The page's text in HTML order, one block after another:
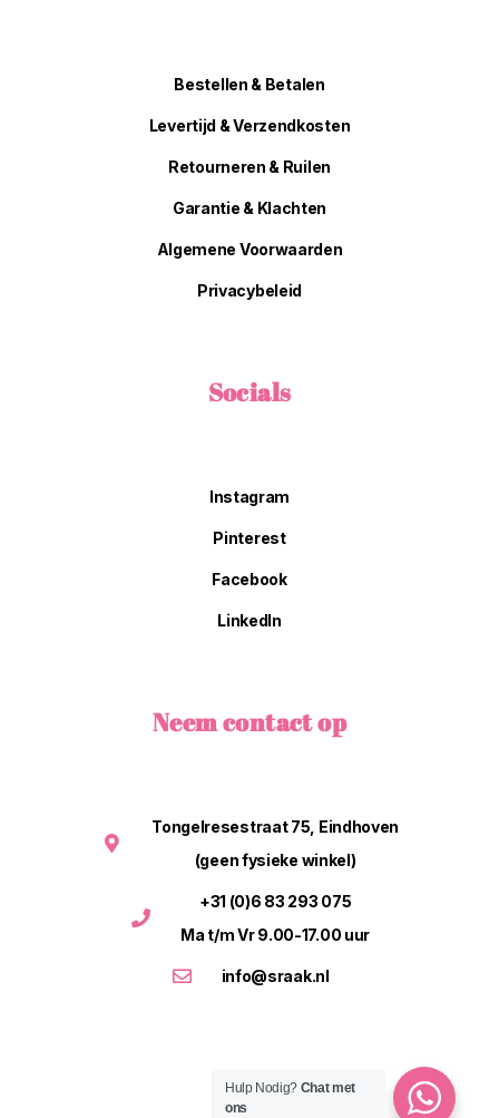
Bestellen & Betalen
Levertijd & Verzendkosten
Retourneren & Ruilen
Garantie & Klachten
Algemene Voorwaarden
Privacybeleid
Socials
Instagram
Pinterest
Facebook
LinkedIn
Neem contact op
Tongelresestraat 75, Eindhoven
(geen fysieke winkel)
+31 (0)6 83 293 075
Ma t/m Vr 9.00-17.00 uur
info@sraak.nl
Hulp Nodig? Chat met
ons